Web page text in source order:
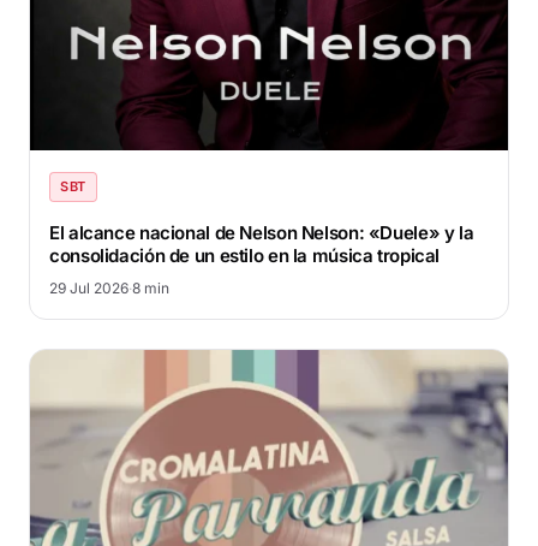
SBT
El alcance nacional de Nelson Nelson: «Duele» y la
consolidación de un estilo en la música tropical
29 Jul 2026·8 min